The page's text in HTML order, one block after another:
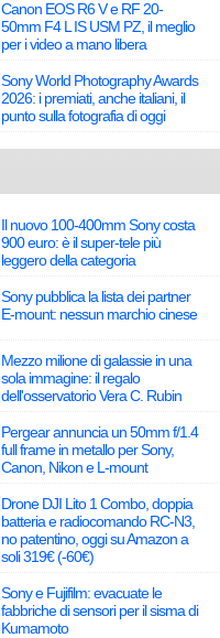
Canon EOS R6 V e RF 20-
50mm F4 L IS USM PZ, il meglio
per i video a mano libera
Sony World Photography Awards
2026: i premiati, anche italiani, il
punto sulla fotografia di oggi
Il nuovo 100-400mm Sony costa
900 euro: è il super-tele più
leggero della categoria
Sony pubblica la lista dei partner
E-mount: nessun marchio cinese
Mezzo milione di galassie in una
sola immagine: il regalo
dell'osservatorio Vera C. Rubin
Pergear annuncia un 50mm f/1.4
full frame in metallo per Sony,
Canon, Nikon e L-mount
Drone DJI Lito 1 Combo, doppia
batteria e radiocomando RC-N3,
no patentino, oggi su Amazon a
soli 319€ (-60€)
Sony e Fujifilm: evacuate le
fabbriche di sensori per il sisma di
Kumamoto